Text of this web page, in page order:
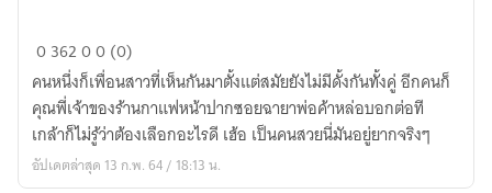
สมัย
แล้ว
ใคร
เขา
อยู่
036200 (0)
คนหนึ่งก็เพื่อนสาวที่เห็นกันมาตั้งแต่สมัยยังไม่มีดั้งกันทั้งคู่ อีกคนก็
คุณพี่เจ้าของร้านกาแฟหน้าปากซอยฉายาพ่อค้าหล่อบอกต่อที
เกล้าก็ไม่รู้ว่าต้องเลือกอะไรดี เฮ้อ เป็นคนสวยนี่มันอยู่ยากจริงๆ
อัปเดตล่าสุด 13 ก.พ. 64 / 18:13 น.